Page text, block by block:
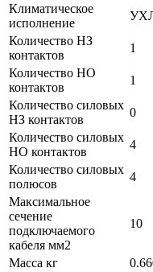
Климатическое
исполнение
Количество НЗ
контактов
1
Количество НО
контактов
1
Количество силовых
НЗ контактов
0
Количество силовых
НО контактов
4
Количество силовых
полюсов
4
Максимальное
сечение
подключаемого
кабеля мм2
10
Масса кг